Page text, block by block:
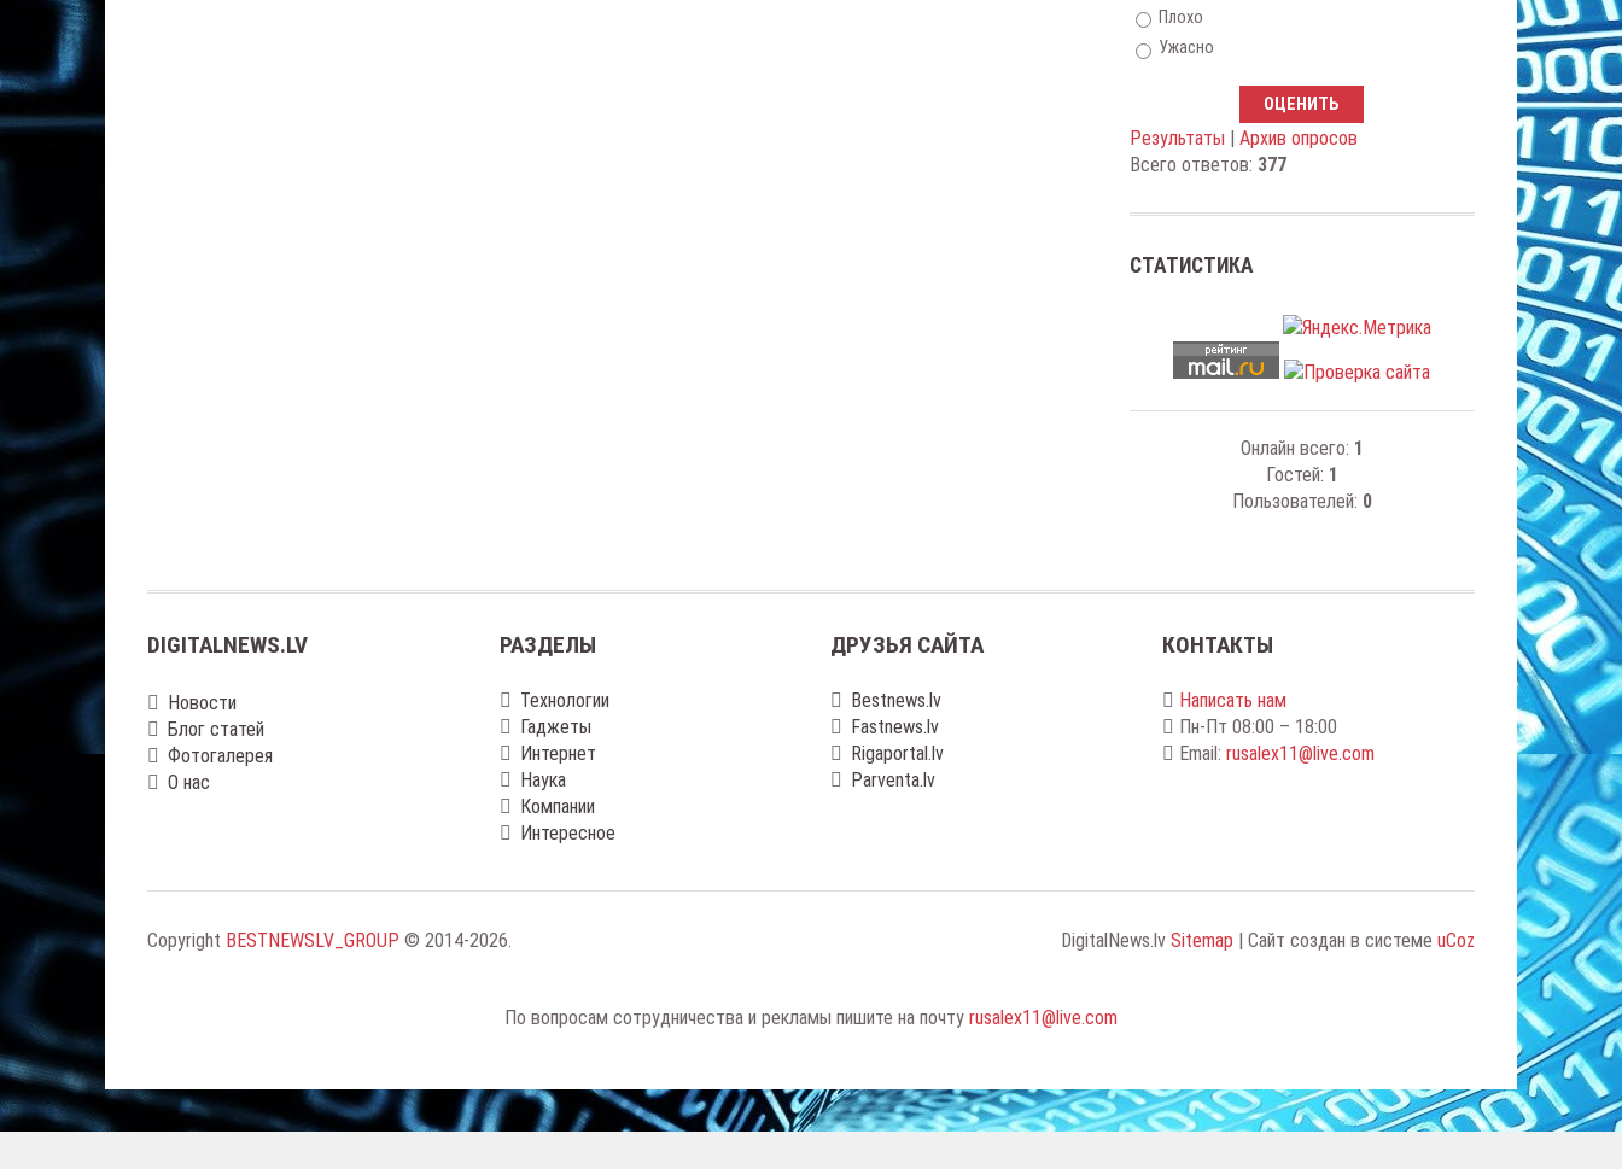
Плохо
Ужасно
Результаты | Архив опросов
Всего ответов: 377
СТАТИСТИКА
Онлайн всего: 1
Гостей: 1
Пользователей: 0
DIGITALNEWS.LV
Новости
Блог статей
Фотогалерея
О нас
РАЗДЕЛЫ
Технологии
Гаджеты
Интернет
Наука
Компании
Интересное
ДРУЗЬЯ САЙТА
Bestnews.lv
Fastnews.lv
Rigaportal.lv
Parventa.lv
КОНТАКТЫ
Написать нам
Пн-Пт 08:00 – 18:00
Email:rusalex11@live.com
Copyright BESTNEWSLV_GROUP © 2014-2026. DigitalNews.lv Sitemap | Сайт создан в системе uCoz
По вопросам сотрудничества и рекламы пишите на почту rusalex11@live.com